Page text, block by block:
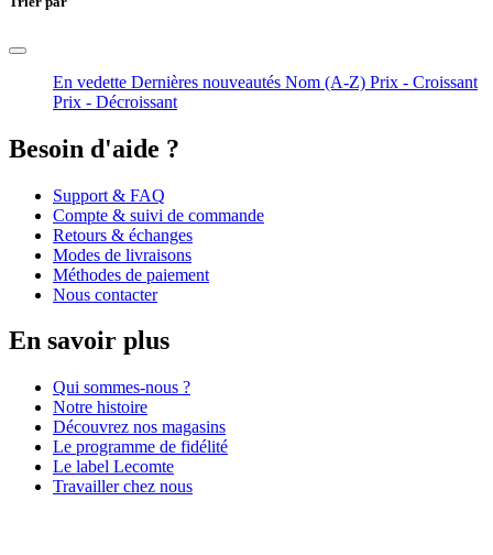
En vedette Dernières nouveautés Nom (A-Z) Prix - Croissant
Prix - Décroissant
Besoin d'aide ?
Support & FAQ
Compte & suivi de commande
Retours & échanges
Modes de livraisons
Méthodes de paiement
Nous contacter
En savoir plus
Qui sommes-nous ?
Notre histoire
Découvrez nos magasins
Le programme de fidélité
Le label Lecomte
Travailler chez nous